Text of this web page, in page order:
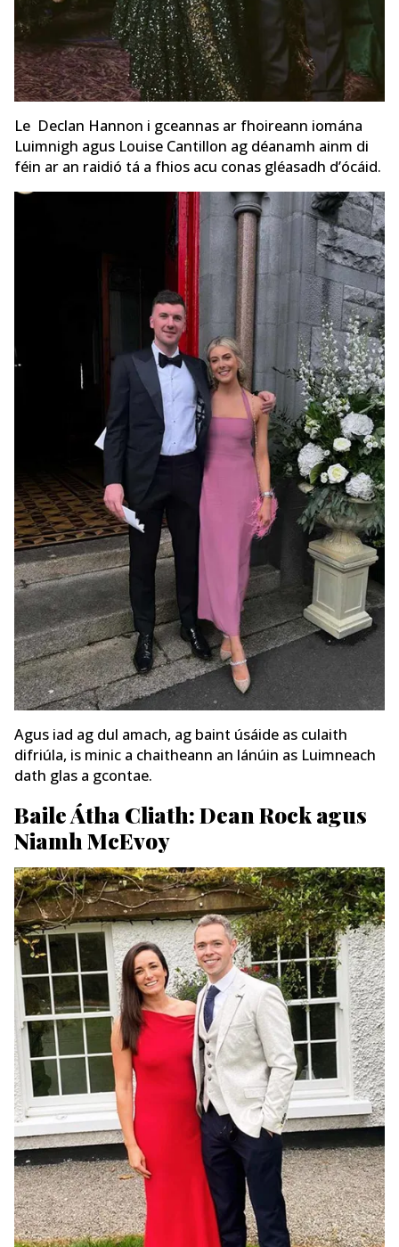
Le Declan Hannon i gceannas ar fhoireann iomána
Luimnigh agus Louise Cantillon ag déanamh ainm di
féin ar an raidió tá a fhios acu conas gléasadh d’ócáid.
Agus iad ag dul amach, ag baint úsáide as culaith
difriúla, is minic a chaitheann an lánúin as Luimneach
dath glas a gcontae.
Baile Átha Cliath: Dean Rock agus
Niamh McEvoy